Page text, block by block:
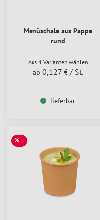
Menüschale aus Pappe
rund
Aus 4 Varianten wählen
ab 0,127 € / St.
lieferbar
%